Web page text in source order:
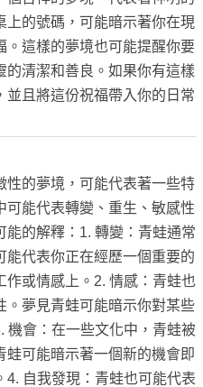
上的號碼，可能暗示著你在現
。這樣的夢境也可能提醒你要
的清潔和善良。如果你有這樣
並且將這份祝福帶入你的日常
性的夢境，可能代表著一些特
可能代表轉變、重生、敏感性
的解釋：1. 轉變：青蛙通常
能代表你正在經歷一個重要的
或情感上。2. 情感：青蛙也
。夢見青蛙可能暗示你對某些
機會：在一些文化中，青蛙被
可能暗示著一個新的機會即
自我發現：青蛙也可能代表